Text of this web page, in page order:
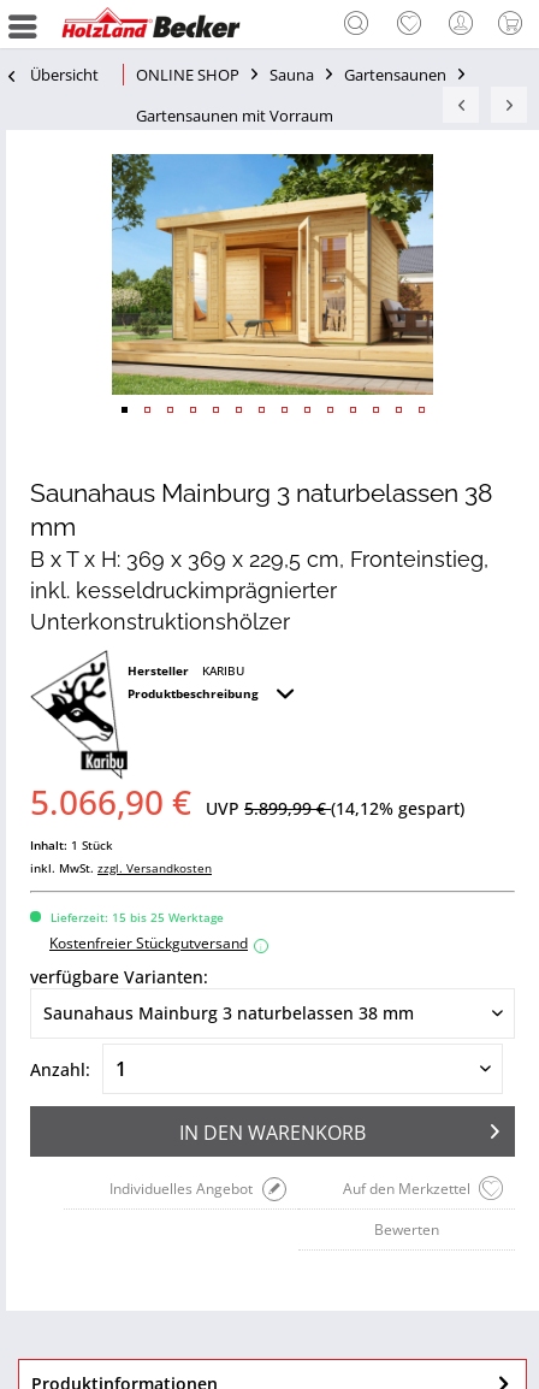
Übersicht ONLINE SHOP Sauna
Gartensaunen
Gartensaunen mit Vorraum
Saunahaus Mainburg 3 naturbelassen 38
mm
B x T x H: 369 x 369 x 229,5 cm, Fronteinstieg,
inkl. kesseldruckimprägnierter
Unterkonstruktionshölzer
Hersteller
KARIBU
Produktbeschreibung
5.066,90 € UVP 5.899,99 €(14,12% gespart)
Inhalt: 1 Stück
inkl. MwSt. zzgl. Versandkosten
Lieferzeit: 15 bis 25 Werktage
Kostenfreier Stückgutversand i
verfügbare Varianten:
Anzahl:
IN DEN WARENKORB
Auf den Merkzettel
Individuelles Angebot
Bewerten
Produktinformationen